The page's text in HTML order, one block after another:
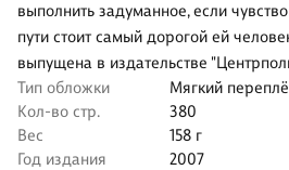
выполнить задуманное, если
пути стоит самый дорогой ей
выпущена в издательстве
Тип обложки
Мягкий
Кол-во стр.
380
Вес
158 г
Год издания
2007